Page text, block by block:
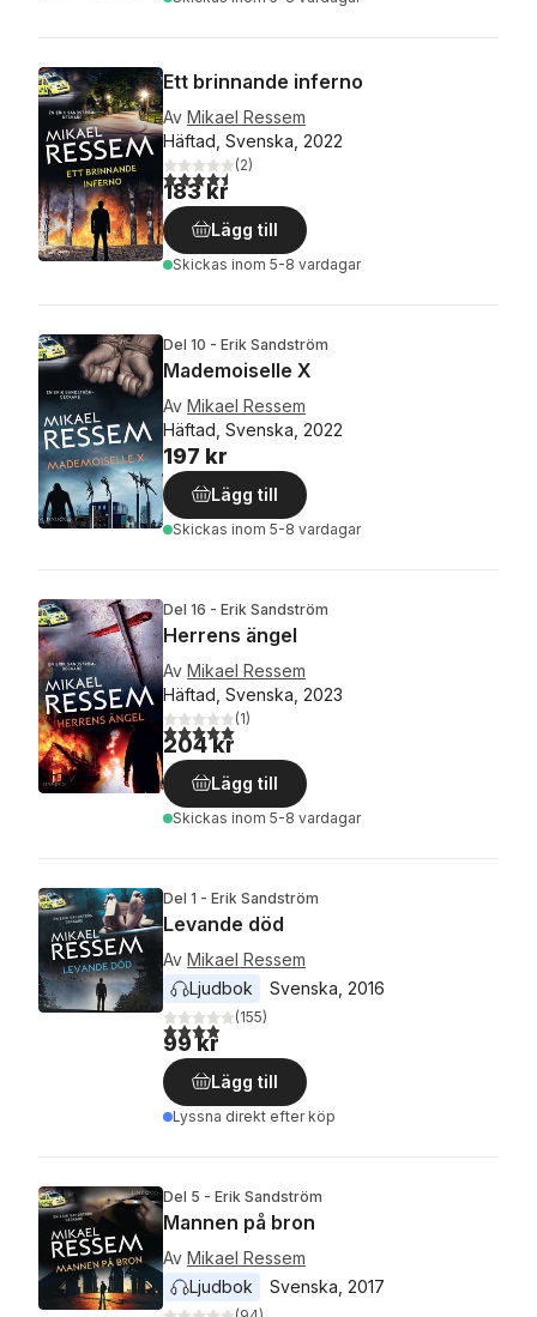
Ett brinnande inferno
Av Mikael Ressem
Häftad, Svenska, 2022
4,5utav 5 stjärnor. Totalt antal röster:
(2)
183 kr
Lägg till
Skickas inom 5-8 vardagar
Del 10 - Erik Sandström
Mademoiselle X
Av Mikael Ressem
Häftad, Svenska, 2022
197 kr
Lägg till
Skickas inom 5-8 vardagar
Del 16 - Erik Sandström
Herrens ängel
Av Mikael Ressem
Häftad, Svenska, 2023
5,0utav 5 stjärnor. Totalt antal röster:
(1)
204 kr
Lägg till
Skickas inom 5-8 vardagar
Del 1 - Erik Sandström
Levande död
Av Mikael Ressem
Ljudbok
Svenska 2016
3,9utav 5 stjärnor. Totalt antal röster:
(155)
99 kr
Lägg till
Lyssna direkt efter köp
Del 5 - Erik Sandström
Mannen på bron
Av Mikael Ressem
Ljudbok
Svenska 2017